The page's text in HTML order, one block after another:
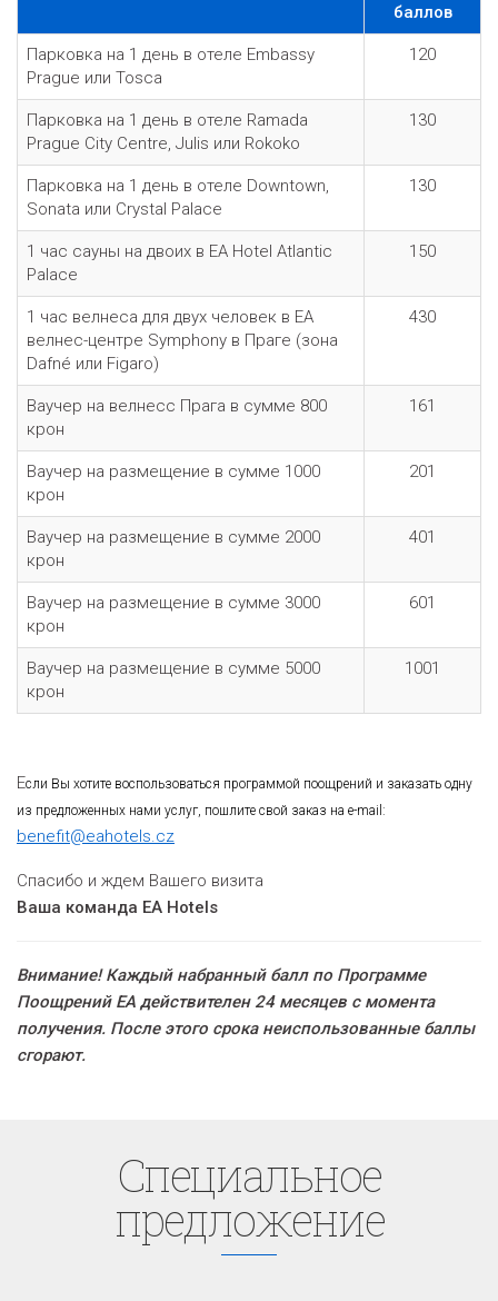
баллов
Парковка на 1 день в отеле Embassy
Prague или Tosca
120
Парковка на 1 день в отеле Ramada
Prague City Centre, Julis или Rokoko
130
Парковка на 1 день в отеле Downtown,
Sonata или Crystal Palace
130
1 час сауны на двоих в EA Hotel Atlantic
Palace
150
1 час велнеса для двух человек в EA
велнес-центре Symphony в Праге (зона
Dafné или Figaro)
430
Ваучер на велнесс Прага в сумме 800
крон
161
Ваучер на размещение в сумме 1000
крон
201
Ваучер на размещение в сумме 2000
крон
401
Ваучер на размещение в сумме 3000
крон
601
Ваучер на размещение в сумме 5000
крон
1001
Eсли Вы хотите воспользоваться программой поощрений и заказать одну
из предложенных нами услуг, пошлите свой заказ на e-mail:
benefit@eahotels.cz
Спасибо и ждем Вашего визита
Ваша команда EA Hotels
Внимание! Каждый набранный балл по Программе
Поощрений EA действителен 24 месяцев с момента
получения. После этого срока неиспользованные баллы
сгорают.
Cпециaльное
предложение